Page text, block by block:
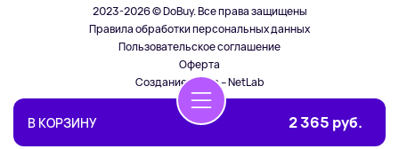
В КОРЗИНУ 2 365 руб.
2023-2026 © DoBuy. Все права защищены
Правила обработки персональных данных
Пользовательское соглашение
Оферта
Создание сайта – NetLab